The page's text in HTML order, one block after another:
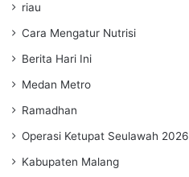
riau
Cara Mengatur Nutrisi
Berita Hari Ini
Medan Metro
Ramadhan
Operasi Ketupat Seulawah 2026
Kabupaten Malang